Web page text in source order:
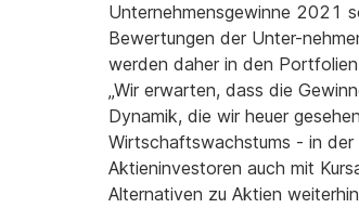
Unternehmensgewinne 2021
Bewertungen der Unter-
werden daher in den
„Wir erwarten, dass die
Dynamik, die wir heuer
Wirtschaftswachstums - in
Aktieninvestoren auch mit
Alternativen zu Aktien